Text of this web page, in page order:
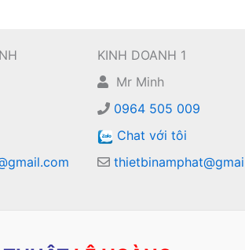
KINH DOANH 1
Mr Minh
0964 505 009
Chat với tôi